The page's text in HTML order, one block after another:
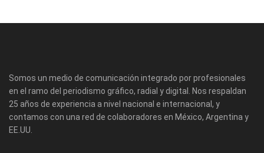
Somos un medio de comunicación integrado por profesionales
en el ramo del periodismo gráfico, radial y digital. Nos respaldan
25 años de experiencia a nivel nacional e internacional, y
contamos con una red de colaboradores en México, Argentina y
EE.UU.